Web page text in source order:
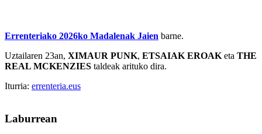
Errenteriako 2026ko Madalenak Jaien barne.
Uztailaren 23an, XIMAUR PUNK, ETSAIAK EROAK eta THE
REAL MCKENZIES taldeak arituko dira.
Iturria: errenteria.eus
Laburrean